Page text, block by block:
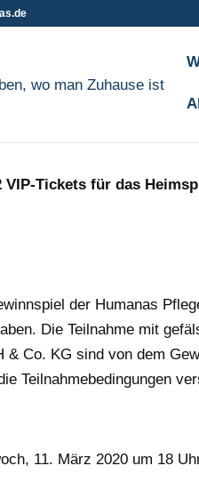
VIP-Tickets für das
der Humanas
Die Teilnahme mit
& Co. KG sind von dem
Teilnahmebedingungen
11. März 2020 um 18